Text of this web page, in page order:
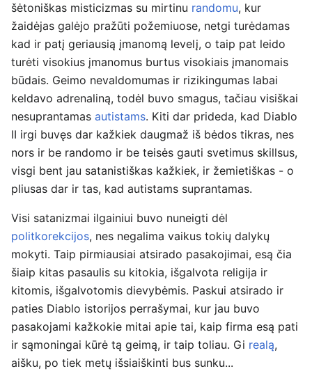
šėtoniškas misticizmas su mirtinu randomu, kur
žaidėjas galėjo pražūti požemiuose, netgi turėdamas
kad ir patį geriausią įmanomą levelį, o taip pat leido
turėti visokius įmanomus burtus visokiais įmanomais
būdais. Geimo nevaldomumas ir rizikingumas labai
keldavo adrenaliną, todėl buvo smagus, tačiau visiškai
nesuprantamas autistams. Kiti dar prideda, kad Diablo
II irgi buvęs dar kažkiek daugmaž iš bėdos tikras, nes
nors ir be randomo ir be teisės gauti svetimus skillsus,
visgi bent jau satanistiškas kažkiek, ir žemietiškas - o
pliusas dar ir tas, kad autistams suprantamas.
Visi satanizmai ilgainiui buvo nuneigti dėl
politkorekcijos, nes negalima vaikus tokių dalykų
mokyti. Taip pirmiausiai atsirado pasakojimai, esą čia
šiaip kitas pasaulis su kitokia, išgalvota religija ir
kitomis, išgalvotomis dievybėmis. Paskui atsirado ir
paties Diablo istorijos perrašymai, kur jau buvo
pasakojami kažkokie mitai apie tai, kaip firma esą pati
ir sąmoningai kūrė tą geimą, ir taip toliau. Gi realą,
aišku, po tiek metų išsiaiškinti bus sunku...